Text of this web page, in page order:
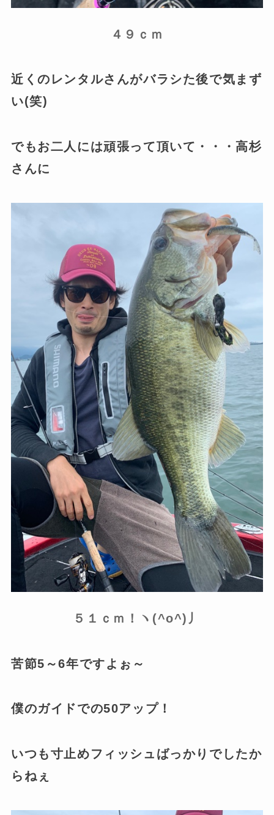
４９ｃｍ
近くのレンタルさんがバラシた後で気まず
い(笑)
でもお二人には頑張って頂いて・・・高杉
さんに
５１ｃｍ！ヽ(^o^)丿
苦節5～6年ですよぉ～
僕のガイドでの50アップ！
いつも寸止めフィッシュばっかりでしたか
らねぇ